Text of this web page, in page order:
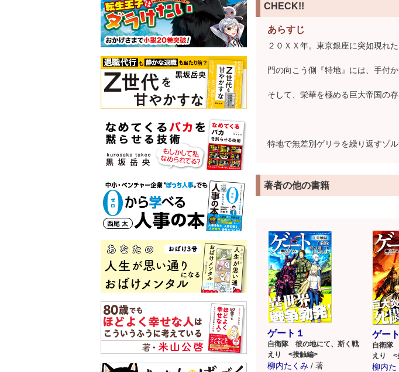
CHECK!!
あらすじ
２０ＸＸ年。東京銀座に突如現れ
門の向こう側『特地』には、手付か
そして、栄華を極める巨大帝国の存
特地で無差別ゲリラを繰り返すゾル
これを契機に自衛隊を総動員して殲
一方、世界各地では『門』を原因と
観測されはじめる。にわかに巻き起
事態打開の鍵を握るのは、唯一『門
手にした魔導師レレイだけだった
国内外のあらゆる思惑から『門』を
著者の他の書籍
ゲート１
自衛隊 彼の地にて、斯く戦
えり <接触編>
柳内たくみ / 著
ゲー
自衛隊
えり <
柳内た